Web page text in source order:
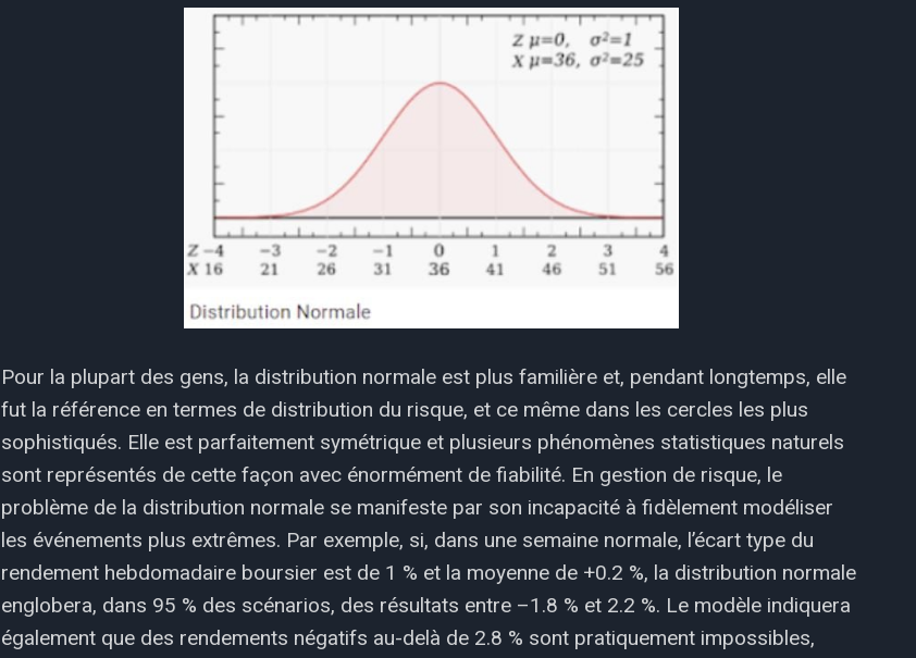
Pour la plupart des gens, la distribution normale est plus familière et, pendant longtemps, elle
fut la référence en termes de distribution du risque, et ce même dans les cercles les plus
sophistiqués. Elle est parfaitement symétrique et plusieurs phénomènes statistiques naturels
sont représentés de cette façon avec énormément de fiabilité. En gestion de risque, le
problème de la distribution normale se manifeste par son incapacité à fidèlement modéliser
les événements plus extrêmes. Par exemple, si, dans une semaine normale, l’écart type du
rendement hebdomadaire boursier est de 1 % et la moyenne de +0.2 %, la distribution normale
englobera, dans 95 % des scénarios, des résultats entre –1.8 % et 2.2 %. Le modèle indiquera
également que des rendements négatifs au-delà de 2.8 % sont pratiquement impossibles,